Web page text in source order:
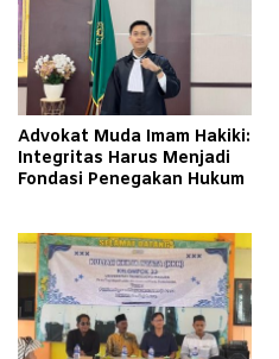
Advokat Muda Imam Hakiki:
Integritas Harus Menjadi
Fondasi Penegakan Hukum